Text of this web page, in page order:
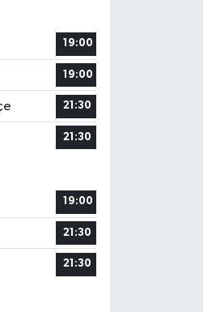
19:00
19:00
21:30
21:30
19:00
21:30
21:30